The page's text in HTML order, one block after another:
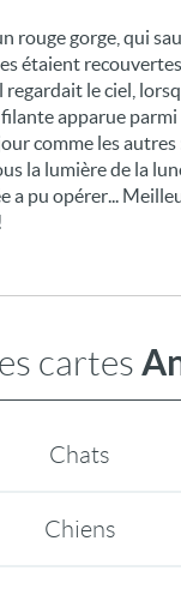
rouge gorge, qui
étaient
regardait le ciel,
apparue parmi
comme les
la lumière de la
a pu opérer...
cartes
Chats
Chiens